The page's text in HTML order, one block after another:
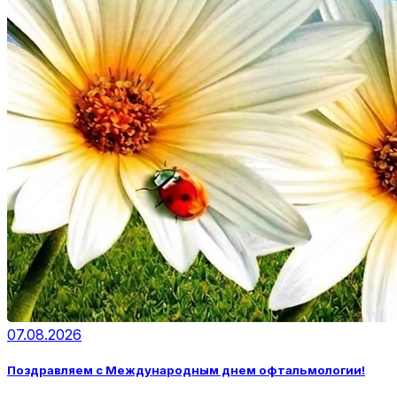
07.08.2026
Поздравляем с Международным днем офтальмологии!